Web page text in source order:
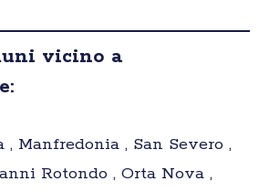
vicino a
, Manfredonia , San Severo ,
Rotondo , Orta Nova ,